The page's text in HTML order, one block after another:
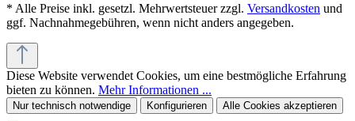
* Alle Preise inkl. gesetzl. Mehrwertsteuer zzgl. Versandkosten und
ggf. Nachnahmegebühren, wenn nicht anders angegeben.
Diese Website verwendet Cookies, um eine bestmögliche Erfahrung
bieten zu können. Mehr Informationen ...
Nur technisch notwendige Konfigurieren Alle Cookies akzeptieren